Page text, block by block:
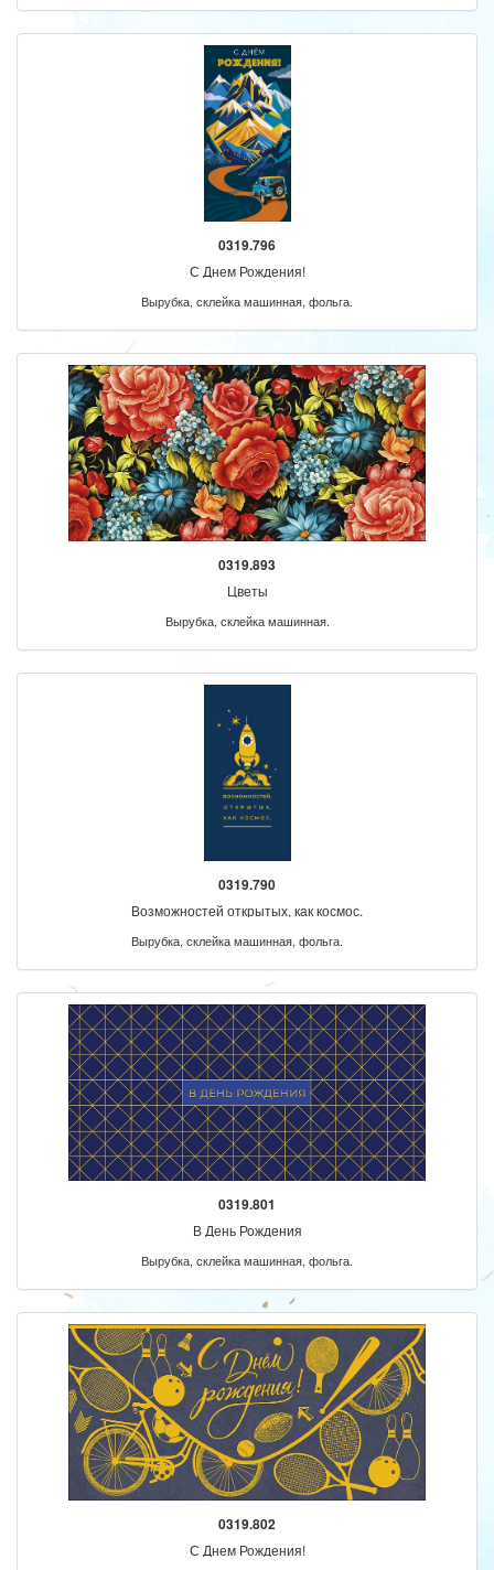
0319.796
С Днем Рождения!
Вырубка, склейка машинная, фольга.
0319.893
Цветы
Вырубка, склейка машинная.
0319.790
Возможностей открытых, как космос.
Вырубка, склейка машинная, фольга.
0319.801
В День Рождения
Вырубка, склейка машинная, фольга.
0319.802
С Днем Рождения!